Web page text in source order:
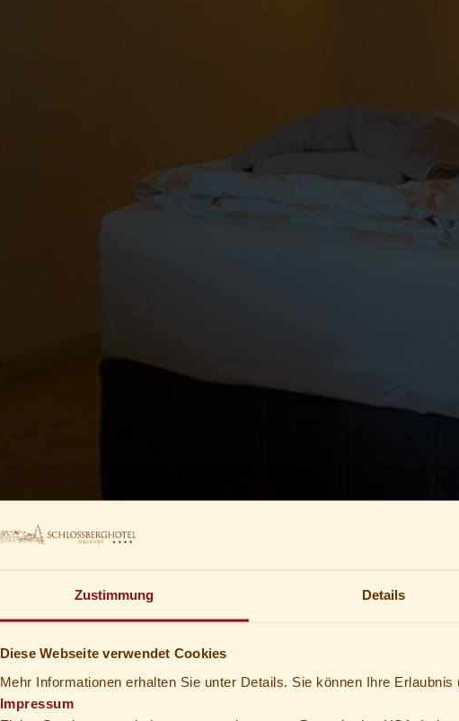
Zustimmung Details
Diese Webseite verwendet Cookies
Mehr Informationen erhalten Sie unter Details. Sie können Ihre Erlaubnis
Impressum